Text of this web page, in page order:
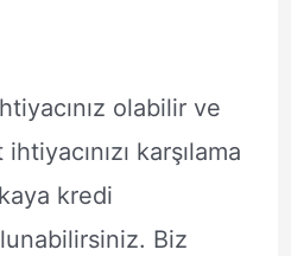
olabilir ve
karşılama
kredi
Biz